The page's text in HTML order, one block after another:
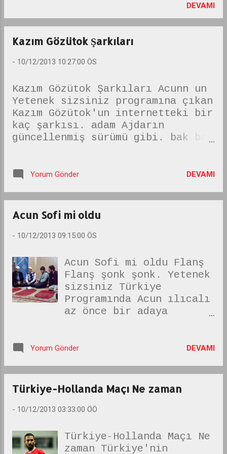
çok güçlü birer ilaç ve
mükemmel birer
Vermelisin.. * Kararsız
ıstırap içinde olur.
Kararsızlık, sorunları,
endişeleri ve
çatışmaları çoğaltır. *
İnsa...
DEVAMI
Kazım Gözütok Şarkıları
- 10/12/2013 10:27:00 ÖS
Kazım Gözütok Şarkıları Acunn un
Yetenek sizsiniz programına çıkan
Kazım Gözütok'un internetteki bir
kaç şarkısı. adam Ajdarın
güncellenmiş sürümü gibi. bak bak
çik çiki ban --eski içerik
Yorum Gönder DEVAMI
Acun Sofi mi oldu
- 10/12/2013 09:15:00 ÖS
Acun Sofi mi oldu Flanş
Flanş şonk şonk. Yetenek
sizsiniz Türkiye
Programında Acun ılıcalı
az önce bir adaya
tek gözlü bir tişört
kültürünü empoze ettiği
için illuminati ile
bağlantısı mı var diye
bir haberini
Menzil Dergahında bir
yakınlık belirten ve
Yorum Gönder DEVAMI
Türkiye-Hollanda Maçı Ne zaman
- 10/12/2013 03:33:00 ÖÖ
Türkiye-Hollanda Maçı Ne
zaman Türkiye'nin